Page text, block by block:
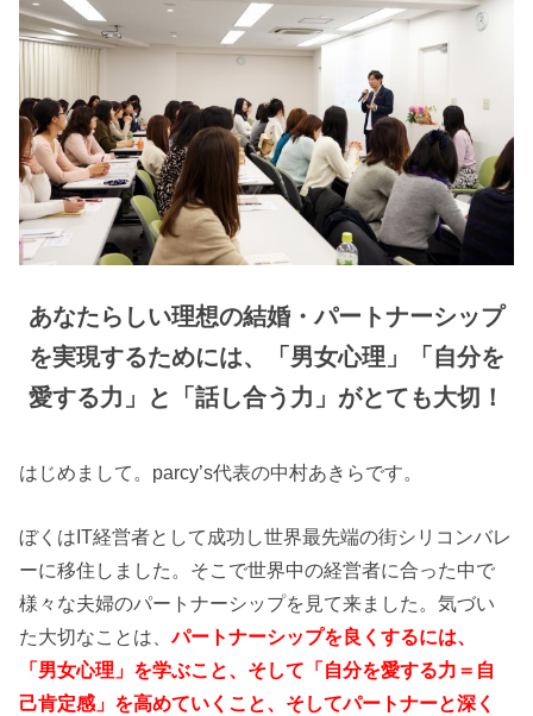
あなたらしい理想の結婚・パートナーシップ
を実現するためには、「男女心理」「自分を
愛する力」と「話し合う力」がとても大切！
はじめまして。parcy’s代表の中村あきらです。
ぼくはIT経営者として成功し世界最先端の街シリコンバレ
ーに移住しました。そこで世界中の経営者に合った中で
様々な夫婦のパートナーシップを見て来ました。気づい
た大切なことは、パートナーシップを良くするには、
「男女心理」を学ぶこと、そして「自分を愛する力＝自
己肯定感」を高めていくこと、そしてパートナーと深く